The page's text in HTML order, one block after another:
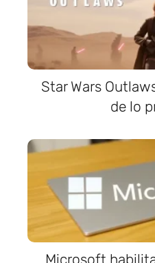
Star Wars
de lo
Microsoft